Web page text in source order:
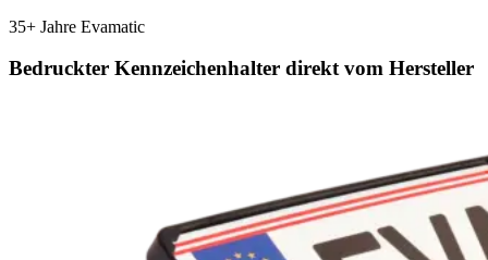
35+ Jahre Evamatic
Bedruckter Kennzeichenhalter direkt vom Hersteller